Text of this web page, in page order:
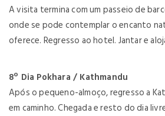
A visita termina com um passeio de
onde se pode contemplar o encanto
oferece. Regresso ao hotel. Jantar e
8º Dia Pokhara / Kathmandu
Após o pequeno-almoço, regresso a
em caminho. Chegada e resto do dia